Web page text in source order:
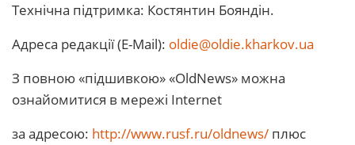
Технічна підтримка: Костянтин Бояндін.
Адреса редакції (E-Mail): oldie@oldie.kharkov.ua
З повною «підшивкою» «OldNews» можна
ознайомитися в мережі Internet
за адресою: http://www.rusf.ru/oldnews/ плюс